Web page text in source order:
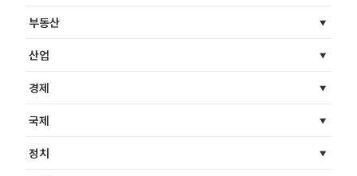
부동산
산업
경제
국제
정치